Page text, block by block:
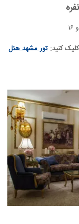
کنید:تور مشهد هتل